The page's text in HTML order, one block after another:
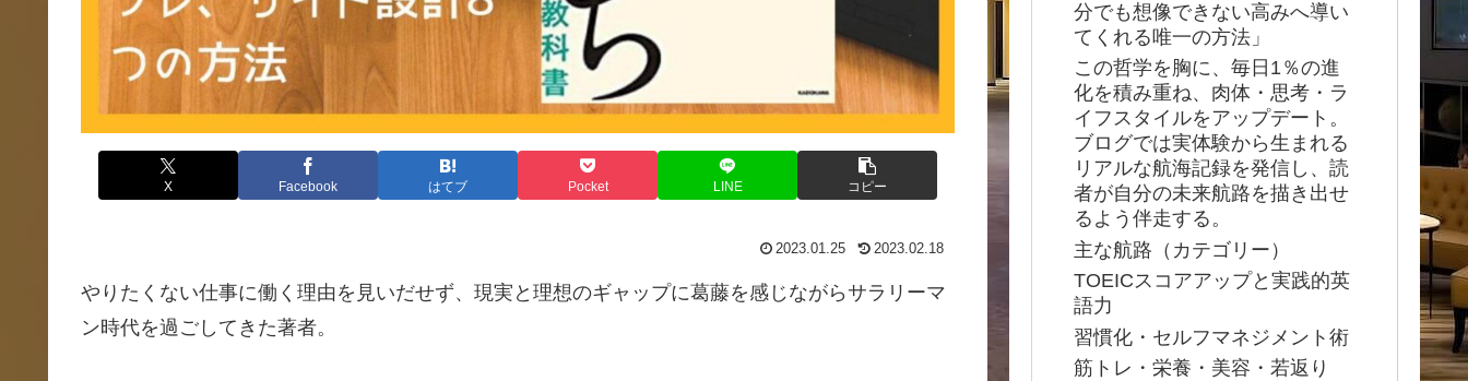
X Facebook はてブ Pocket LINE コピー
2023.01.25 2023.02.18
やりたくない仕事に働く理由を見いだせず、現実と理想のギャップに葛藤を感じながらサラリーマ
ン時代を過ごしてきた著者。
分でも想像できない高みへ導い
てくれる唯一の方法」
この哲学を胸に、毎日1％の進
化を積み重ね、肉体・思考・ラ
イフスタイルをアップデート。
ブログでは実体験から生まれる
リアルな航海記録を発信し、読
者が自分の未来航路を描き出せ
るよう伴走する。
主な航路（カテゴリー）
TOEICスコアアップと実践的英
語力
習慣化・セルフマネジメント術
筋トレ・栄養・美容・若返り